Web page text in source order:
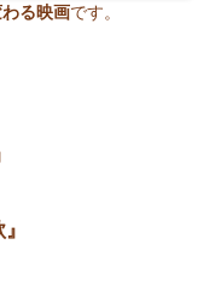
る映画です。